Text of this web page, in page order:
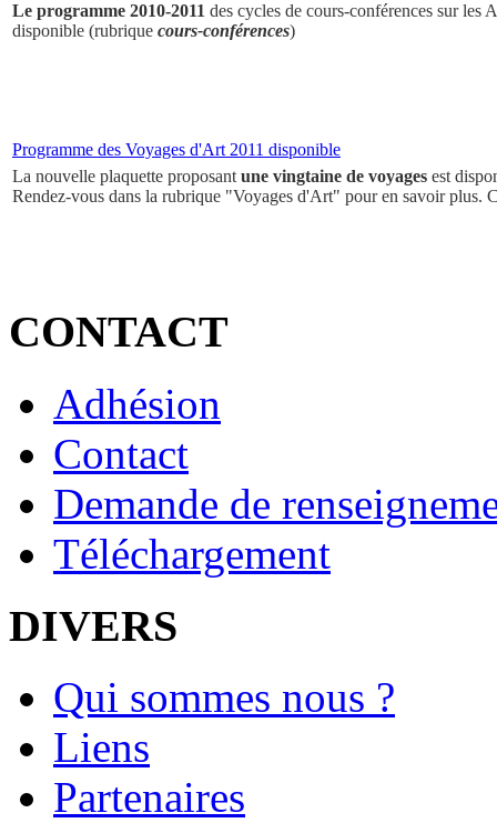
Le programme 2010-2011 des cycles de cours-conférences sur
disponible (rubrique cours-conférences)
Programme des Voyages d'Art 2011 disponible
La nouvelle plaquette proposantune vingtaine de voyages est
Rendez-vous dans la rubrique "Voyages d'Art" pour en savoir plus.
CONTACT
Adhésion
Contact
Demande de
Téléchargement
DIVERS
Qui sommes nous ?
Liens
Partenaires